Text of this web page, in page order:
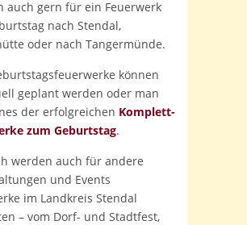
auch gern für ein Feuerwerk
nach Stendal,
oder nach Tangermünde.
können
geplant werden oder man
der erfolgreichen Komplett-
zum Geburtstag.
werden auch für andere
und Events
im Landkreis Stendal
– vom Dorf- und Stadtfest,